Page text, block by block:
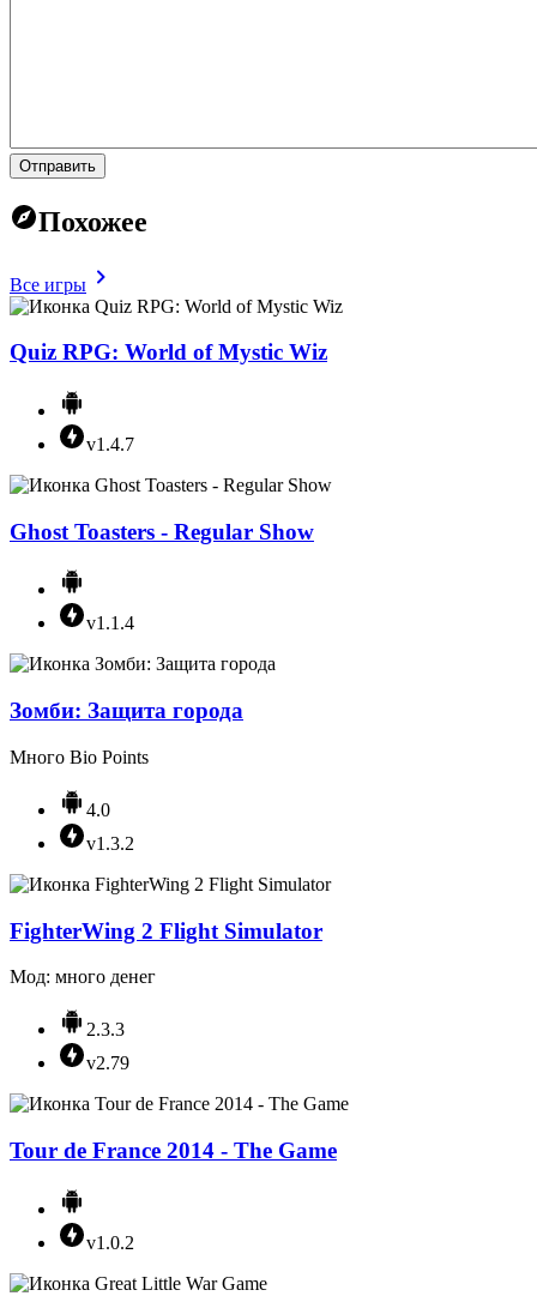
Отправить
Похожее
Все игры
Quiz RPG: World of Mystic Wiz
v1.4.7
Ghost Toasters - Regular Show
v1.1.4
Зомби: Защита города
Много Bio Points
4.0
v1.3.2
FighterWing 2 Flight Simulator
Мод: много денег
2.3.3
v2.79
Tour de France 2014 - The Game
v1.0.2